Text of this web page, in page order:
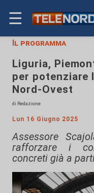
☰
Il programma
Liguria,
per potenziare
Nord-Ovest
di Redazione
Lun 16 Giugno 2025
Assessore
rafforzare i
concreti già a